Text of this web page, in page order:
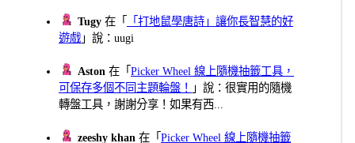
Tugy 在「
「打地鼠學唐詩」讓你長智慧的好
遊戲 」說：uugi
Aston 在「Picker Wheel 線上隨機抽籤工具，
可保存多個不同主題輪盤！
」說：很實用的隨機
轉盤工具，謝謝分享！如果有西...
zeeshy khan 在「Picker Wheel 線上隨機抽籤